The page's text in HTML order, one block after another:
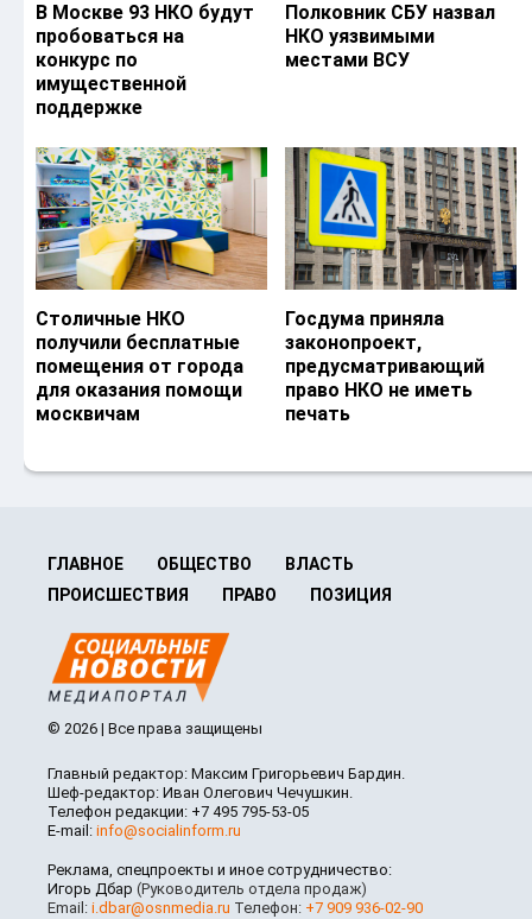
В Москве 93 НКО будут
пробоваться на
конкурс по
имущественной
поддержке
Полковник СБУ назвал
НКО уязвимыми
местами ВСУ
Столичные НКО
получили бесплатные
помещения от города
для оказания помощи
москвичам
Госдума приняла
законопроект,
предусматривающий
право НКО не иметь
печать
ГЛАВНОЕ ОБЩЕСТВО
ВЛАСТЬ
ПРОИСШЕСТВИЯ
ПРАВО ПОЗИЦИЯ
© 2026 | Все права защищены
Главный редактор: Максим Григорьевич Бардин.
Шеф-редактор: Иван Олегович Чечушкин.
Телефон редакции: +7 495 795-53-05
E-mail: info@socialinform.ru
Реклама, спецпроекты и иное сотрудничество:
Игорь Дбар (Руководитель отдела продаж)
Email: i.dbar@osnmedia.ru Телефон: +7 909 936-02-90